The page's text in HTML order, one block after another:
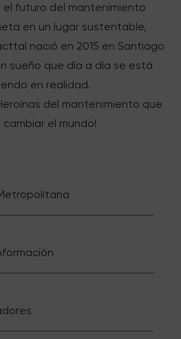
el futuro del mantenimiento
en un lugar sustentable,
nació en 2015 en Santiago
sueño que día a día se está
en realidad.
del mantenimiento que
cambiar el mundo!